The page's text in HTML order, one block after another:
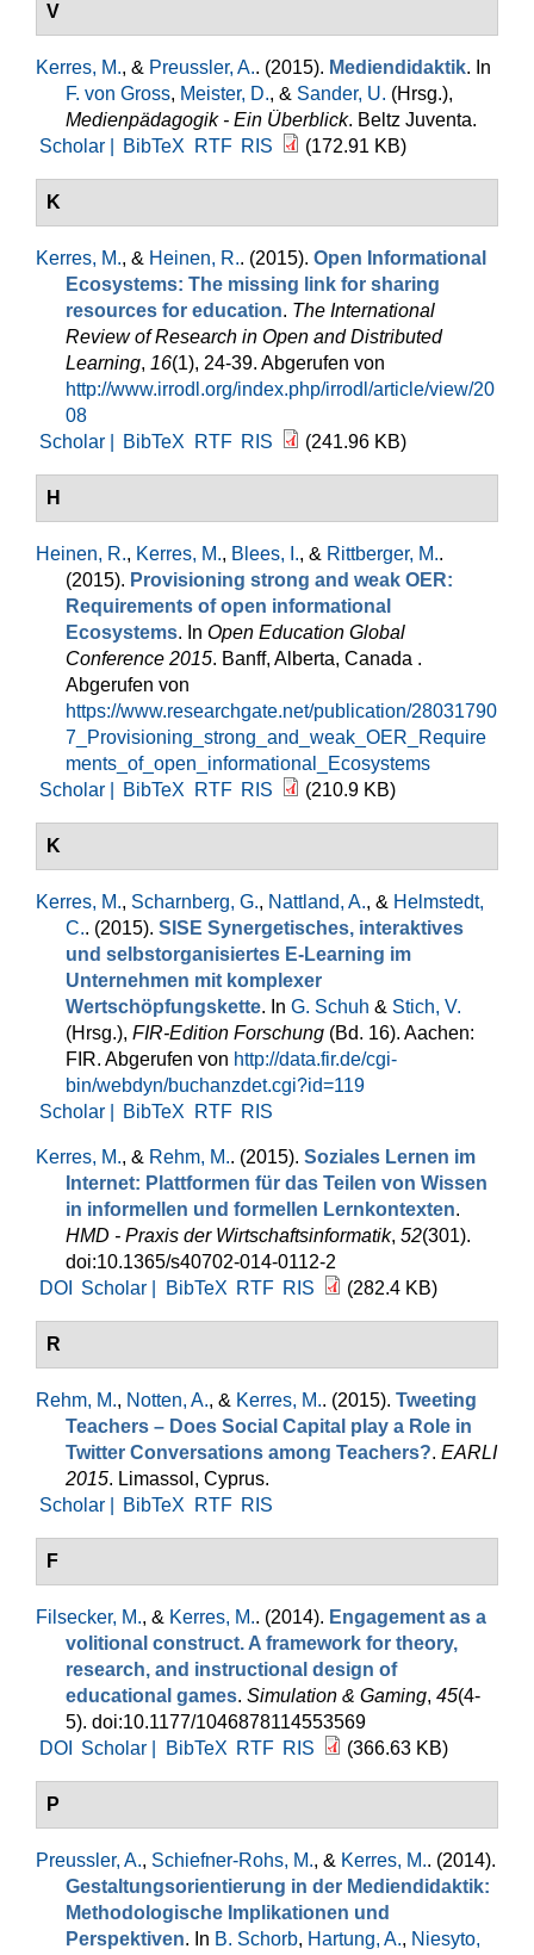
V
Kerres, M., & Preussler, A.. (2015). Mediendidaktik. In
F. von Gross, Meister, D., & Sander, U. (Hrsg.),
Medienpädagogik - Ein Überblick. Beltz Juventa.
Scholar |
BibTeX RTF RIS (172.91 KB)
K
Kerres, M., & Heinen, R.. (2015). Open Informational
Ecosystems: The missing link for sharing
resources for education. The International
Review of Research in Open and Distributed
Learning, 16(1), 24-39. Abgerufen von
http://www.irrodl.org/index.php/irrodl/article/view/20
08
Scholar |
BibTeX RTF RIS (241.96 KB)
H
Heinen, R., Kerres, M., Blees, I., & Rittberger, M..
(2015). Provisioning strong and weak OER:
Requirements of open informational
Ecosystems. In Open Education Global
Conference 2015. Banff, Alberta, Canada .
Abgerufen von
https://www.researchgate.net/publication/28031790
7_Provisioning_strong_and_weak_OER_Require
ments_of_open_informational_Ecosystems
Scholar |
BibTeX RTF RIS (210.9 KB)
K
Kerres, M., Scharnberg, G., Nattland, A., & Helmstedt,
C.. (2015). SISE Synergetisches, interaktives
und selbstorganisiertes E-Learning im
Unternehmen mit komplexer
Wertschöpfungskette. In G. Schuh & Stich, V.
(Hrsg.), FIR‑Edition Forschung (Bd. 16). Aachen:
FIR. Abgerufen von http://data.fir.de/cgi-
bin/webdyn/buchanzdet.cgi?id=119
Scholar |
BibTeX RTF RIS
Kerres, M., & Rehm, M.. (2015). Soziales Lernen im
Internet: Plattformen für das Teilen von Wissen
in informellen und formellen Lernkontexten.
HMD - Praxis der Wirtschaftsinformatik, 52(301).
doi:10.1365/s40702-014-0112-2
DOI
Scholar | BibTeX RTF RIS (282.4 KB)
R
Rehm, M., Notten, A., & Kerres, M.. (2015). Tweeting
Teachers – Does Social Capital play a Role in
Twitter Conversations among Teachers?. EARLI
2015. Limassol, Cyprus.
Scholar |
BibTeX RTF RIS
F
Filsecker, M., & Kerres, M.. (2014). Engagement as a
volitional construct. A framework for theory,
research, and instructional design of
educational games. Simulation & Gaming, 45(4-
5). doi:10.1177/1046878114553569
DOI
Scholar | BibTeX RTF RIS (366.63 KB)
P
Preussler, A., Schiefner-Rohs, M., & Kerres, M.. (2014).
Gestaltungsorientierung in der Mediendidaktik:
Methodologische Implikationen und
Perspektiven. In B. Schorb, Hartung, A., Niesyto,